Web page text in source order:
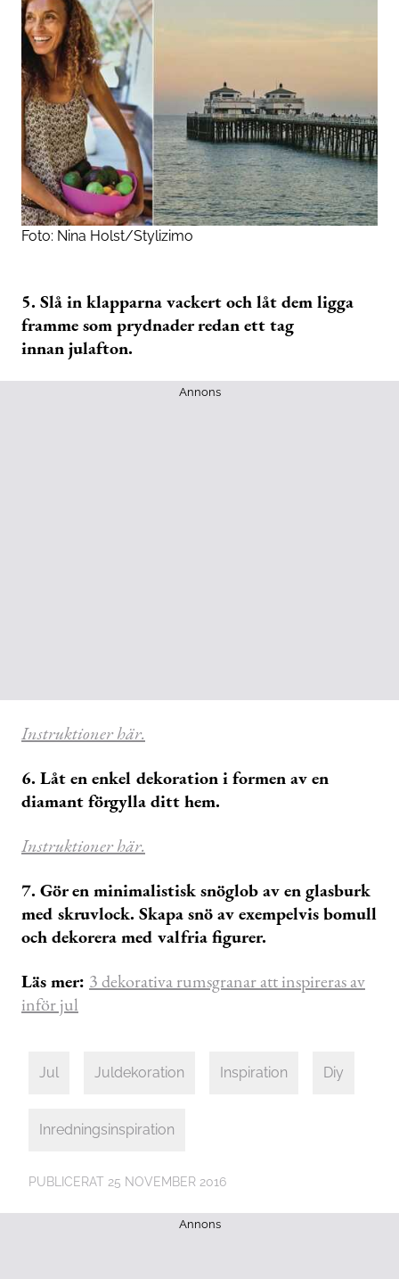
Foto: Nina Holst/Stylizimo
5. Slå in klapparna vackert och låt dem ligga
framme som prydnader redan ett tag
innan julafton.
Annons
Instruktioner här.
6. Låt en enkel dekoration i formen av en
diamant förgylla ditt hem.
Instruktioner här.
7. Gör en minimalistisk snöglob av en glasburk
med skruvlock. Skapa snö av exempelvis bomull
och dekorera med valfria figurer.
Läs mer: 3 dekorativa rumsgranar att inspireras av
inför jul
Jul Juldekoration Inspiration Diy
Inredningsinspiration
PUBLICERAT 25 NOVEMBER 2016
Annons